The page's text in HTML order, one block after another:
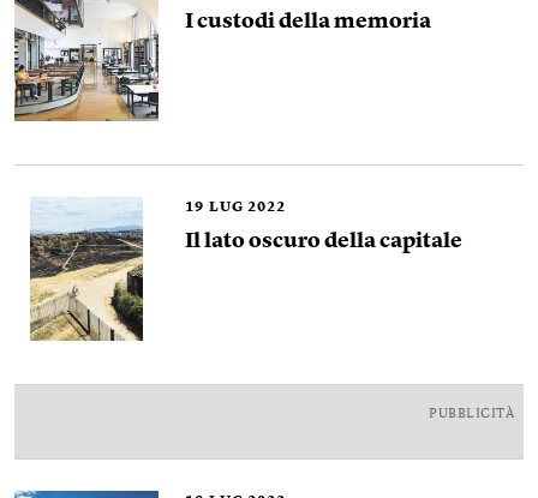
I custodi della memoria
19 LUG 2022
Il lato oscuro della capitale
PUBBLICITÀ